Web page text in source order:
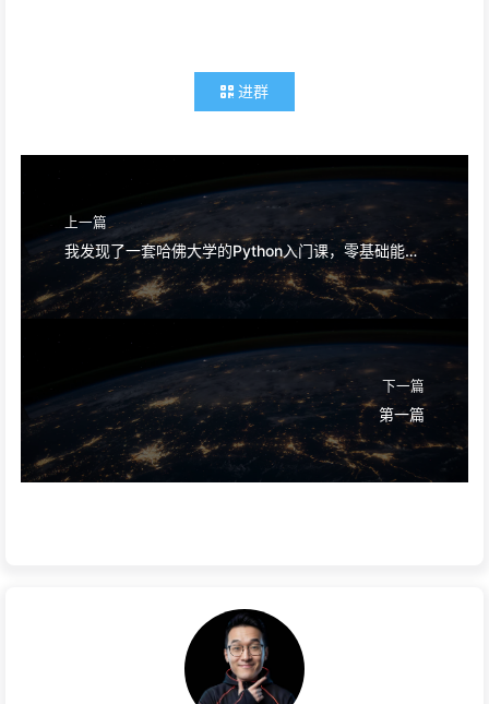
进群
上一篇
我发现了一套哈佛大学的Python入门课，零基础能用，还能开证书！
下一篇
第一篇